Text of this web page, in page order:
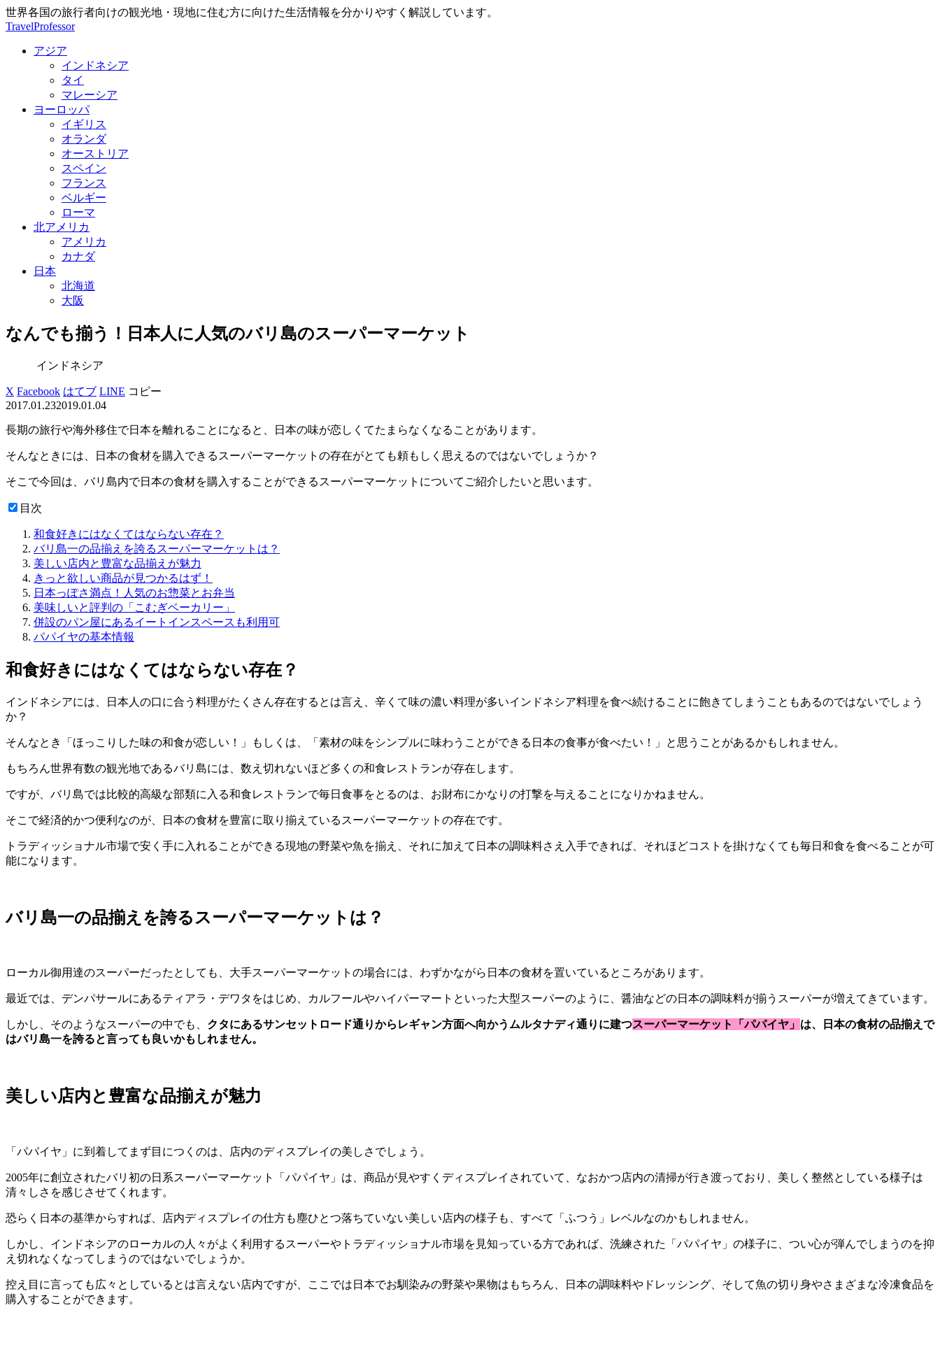
世界各国の旅行者向けの観光地・現地に住む方に向けた生活情報を分かりやすく解説しています。
TravelProfessor
アジア
インドネシア
タイ
マレーシア
ヨーロッパ
イギリス
オランダ
オーストリア
スペイン
フランス
ベルギー
ローマ
北アメリカ
アメリカ
カナダ
日本
北海道
大阪
なんでも揃う！日本人に人気のバリ島のスーパーマーケット
インドネシア
X Facebook はてブ LINE コピー
2017.01.232019.01.04
長期の旅行や海外移住で日本を離れることになると、日本の味が恋しくてたまらなくなることがあります。
そんなときには、日本の食材を購入できるスーパーマーケットの存在がとても頼もしく思えるのではないでしょうか？
そこで今回は、バリ島内で日本の食材を購入することができるスーパーマーケットについてご紹介したいと思います。
目次
和食好きにはなくてはならない存在？
バリ島一の品揃えを誇るスーパーマーケットは？
美しい店内と豊富な品揃えが魅力
きっと欲しい商品が見つかるはず！
日本っぽさ満点！人気のお惣菜とお弁当
美味しいと評判の「こむぎベーカリー」
併設のパン屋にあるイートインスペースも利用可
パパイヤの基本情報
和食好きにはなくてはならない存在？
インドネシアには、日本人の口に合う料理がたくさん存在するとは言え、辛くて味の濃い料理が多いインドネシア料理を食べ続けることに飽きてしまうこともあるのではないでしょう
か？
そんなとき「ほっこりした味の和食が恋しい！」もしくは、「素材の味をシンプルに味わうことができる日本の食事が食べたい！」と思うことがあるかもしれません。
もちろん世界有数の観光地であるバリ島には、数え切れないほど多くの和食レストランが存在します。
ですが、バリ島では比較的高級な部類に入る和食レストランで毎日食事をとるのは、お財布にかなりの打撃を与えることになりかねません。
そこで経済的かつ便利なのが、日本の食材を豊富に取り揃えているスーパーマーケットの存在です。
トラディッショナル市場で安く手に入れることができる現地の野菜や魚を揃え、それに加えて日本の調味料さえ入手できれば、それほどコストを掛けなくても毎日和食を食べることが可
能になります。
バリ島一の品揃えを誇るスーパーマーケットは？
ローカル御用達のスーパーだったとしても、大手スーパーマーケットの場合には、わずかながら日本の食材を置いているところがあります。
最近では、デンパサールにあるティアラ・デワタをはじめ、カルフールやハイパーマートといった大型スーパーのように、醤油などの日本の調味料が揃うスーパーが増えてきています。
しかし、そのようなスーパーの中でも、 クタにあるサンセットロード通りからレギャン方面へ向かうムルタナディ通りに建つスーパーマーケット「パパイヤ」 は、日本の食材の品揃えで
はバリ島一を誇ると言っても良いかもしれません。
美しい店内と豊富な品揃えが魅力
「パパイヤ」に到着してまず目につくのは、店内のディスプレイの美しさでしょう。
2005年に創立されたバリ初の日系スーパーマーケット「パパイヤ」は、商品が見やすくディスプレイされていて、なおかつ店内の清掃が行き渡っており、美しく整然としている様子は
清々しさを感じさせてくれます。
恐らく日本の基準からすれば、店内ディスプレイの仕方も塵ひとつ落ちていない美しい店内の様子も、すべて「ふつう」レベルなのかもしれません。
しかし、インドネシアのローカルの人々がよく利用するスーパーやトラディッショナル市場を見知っている方であれば、洗練された「パパイヤ」の様子に、つい心が弾んでしまうのを抑
え切れなくなってしまうのではないでしょうか。
控え目に言っても広々としているとは言えない店内ですが、ここでは日本でお馴染みの野菜や果物はもちろん、日本の調味料やドレッシング、そして魚の切り身やさまざまな冷凍食品を
購入することができます。